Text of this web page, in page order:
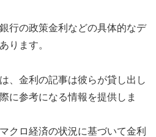
行の政策金利などの具体的なデ
ります。
、金利の記事は彼らが貸し出し
に参考になる情報を提供しま
クロ経済の状況に基づいて金利